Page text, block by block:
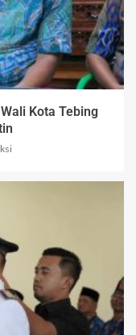
Kota Tebing